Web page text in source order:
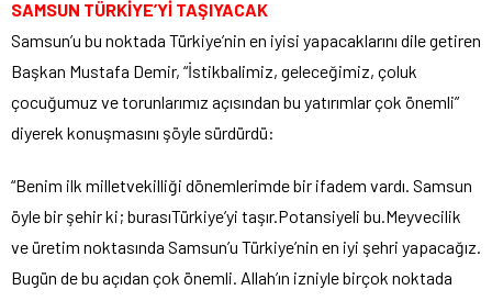
SAMSUN TÜRKİYE’Yİ TAŞIYACAK
Samsun’u bu noktada Türkiye’nin en iyisi yapacaklarını dile getiren
Başkan Mustafa Demir, “İstikbalimiz, geleceğimiz, çoluk
çocuğumuz ve torunlarımız açısından bu yatırımlar çok önemli”
diyerek konuşmasını şöyle sürdürdü:
“Benim ilk milletvekilliği dönemlerimde bir ifadem vardı. Samsun
öyle bir şehir ki; burasıTürkiye’yi taşır.Potansiyeli bu.Meyvecilik
ve üretim noktasında Samsun’u Türkiye’nin en iyi şehri yapacağız.
Bugün de bu açıdan çok önemli. Allah’ın izniyle birçok noktada